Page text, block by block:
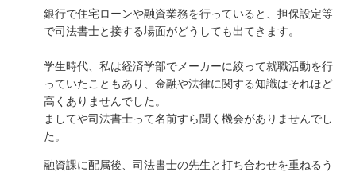
銀行で住宅ローンや融資業務を行っていると、担保設定等
で司法書士と接する場面がどうしても出てきます。
学生時代、私は経済学部でメーカーに絞って就職活動を行
っていたこともあり、金融や法律に関する知識はそれほど
高くありませんでした。
ましてや司法書士って名前すら聞く機会がありませんでし
た。
融資課に配属後、司法書士の先生と打ち合わせを重ねるう